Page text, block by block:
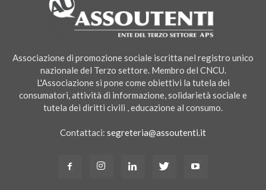
Associazione di promozione sociale iscritta nel registro unico
nazionale del Terzo settore. Membro del CNCU.
L'Associazione si pone come obiettivi la tutela dei
consumatori, attività di informazione, solidarietà sociale e
tutela dei diritti civili , educazione al consumo.
Contattaci: segreteria@assoutenti.it